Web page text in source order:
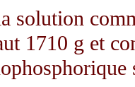
solution
1710 g et